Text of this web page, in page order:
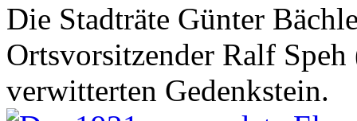
Die Stadträte Günter
Ortsvorsitzender Ralf
verwitterten Gedenkstein.